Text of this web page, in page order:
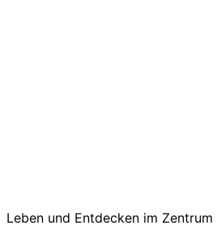
Leben und Entdecken im